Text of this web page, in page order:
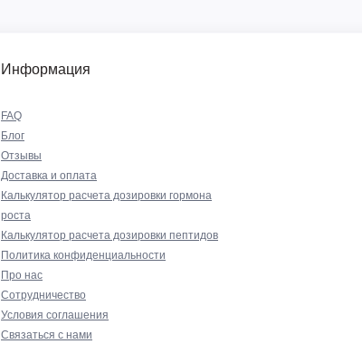
Информация
FAQ
Блог
Отзывы
Доставка и оплата
Калькулятор расчета дозировки гормона
роста
Калькулятор расчета дозировки пептидов
Политика конфиденциальности
Про нас
Сотрудничество
Условия соглашения
Связаться с нами